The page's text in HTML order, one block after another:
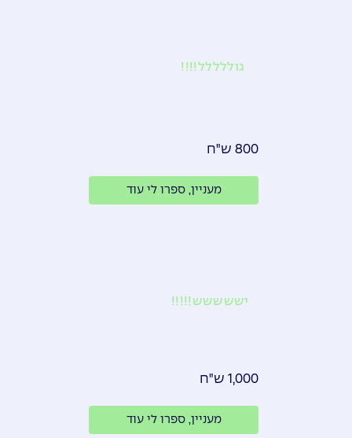
יששששש!!!!!
1,000 ש"ח
מעניין, ספרו לי עוד
800 ש"ח
מעניין, ספרו לי עוד
גוללללל!!!!